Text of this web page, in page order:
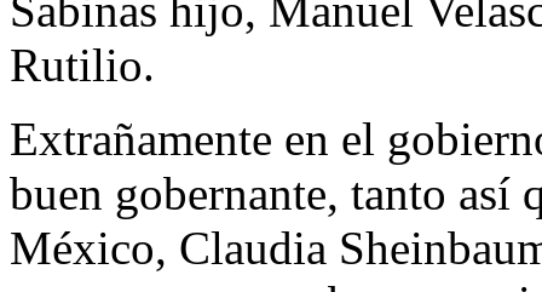
Rutilio.
Extrañamente en el
buen gobernante, tanto así
México, Claudia